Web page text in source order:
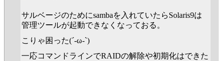
サルベージのためにsambaを入れていたらSolaris9は
管理ツールが起動できなくなっておる。
こりゃ困った(´-ω-`)
一応コマンドラインでRAIDの解除や初期化はできた